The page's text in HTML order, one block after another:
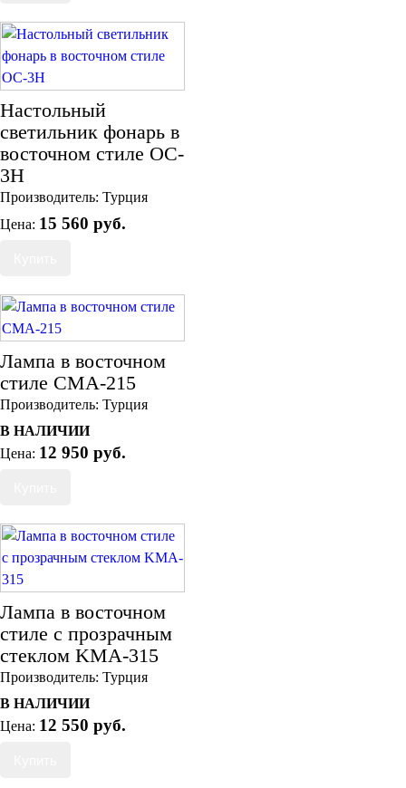
Настольный
светильник фонарь в
восточном стиле OC-
3H
Производитель: Турция
Цена: 15 560 руб.
Лампа в восточном
стиле CMA-215
Производитель: Турция
В НАЛИЧИИ
Цена: 12 950 руб.
Лампа в восточном
стиле с прозрачным
стеклом KMA-315
Производитель: Турция
В НАЛИЧИИ
Цена: 12 550 руб.